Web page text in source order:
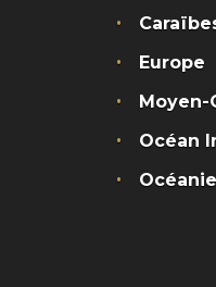
Europe
Moyen-
Océan
Océanie